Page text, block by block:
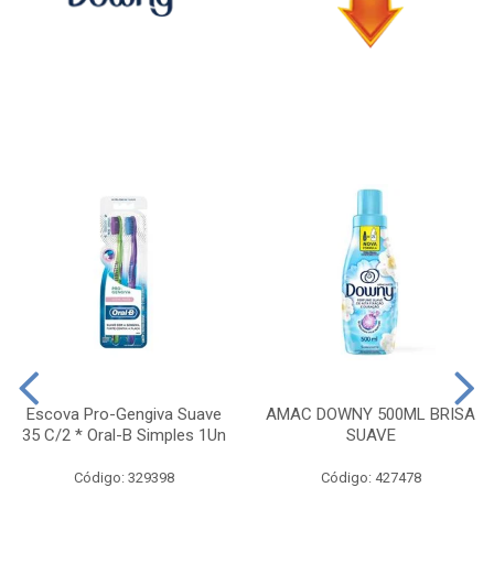
Escova Pro-Gengiva Suave
35 C/2 * Oral-B Simples 1Un
Código: 329398
AMAC DOWNY 500ML BRISA
SUAVE
Código: 427478